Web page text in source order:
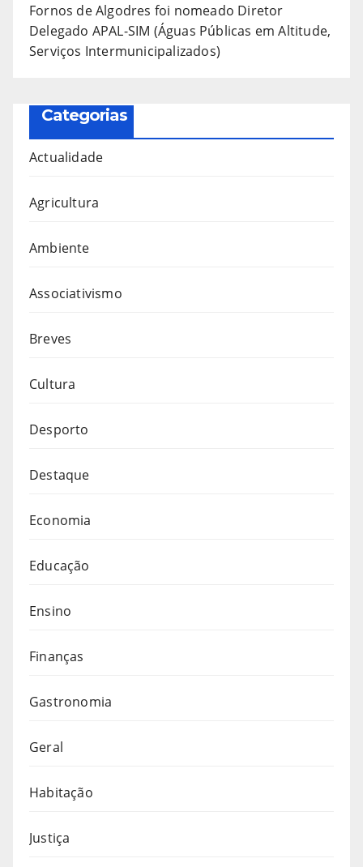
Fornos de Algodres foi nomeado Diretor
Delegado APAL-SIM (Águas Públicas em Altitude,
Serviços Intermunicipalizados)
Categorias
Actualidade
Agricultura
Ambiente
Associativismo
Breves
Cultura
Desporto
Destaque
Economia
Educação
Ensino
Finanças
Gastronomia
Geral
Habitação
Justiça